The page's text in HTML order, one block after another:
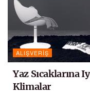
ALIŞVERIŞ
Yaz Sıcaklarına
Klimalar